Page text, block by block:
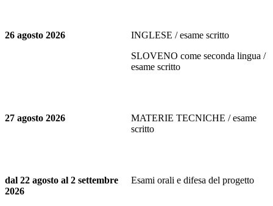
26 agosto 2026
INGLESE / esame scritto
SLOVENO come seconda lingua /
esame scritto
27 agosto 2026
MATERIE TECNICHE / esame
scritto
dal 22 agosto al 2 settembre
2026
Esami orali e difesa del progetto